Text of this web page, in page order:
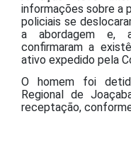
policiais se
a abordagem e,
confirmaram a
ativo expedido pela
O homem foi
Regional de
receptação,